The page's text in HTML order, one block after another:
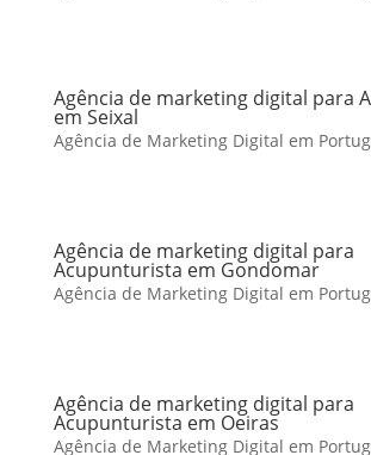
Agência de marketing digital para
em Seixal
Agência de Marketing Digital em
Agência de marketing digital para
Acupunturista em Gondomar
Agência de Marketing Digital em
Agência de marketing digital para
Acupunturista em Oeiras
Agência de Marketing Digital em